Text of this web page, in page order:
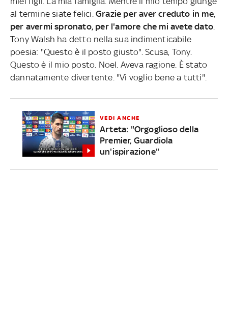
al termine siate felici. Grazie per aver creduto in me,
per avermi spronato, per l'amore che mi avete dato
Tony Walsh ha detto nella sua indimenticabile
poesia: "Questo è il posto giusto". Scusa, Tony.
Questo è il mio posto. Noel. Aveva ragione. È stato
dannatamente divertente. "Vi voglio bene a tutti".
VEDI ANCHE
Arteta: "Orgoglioso della
Premier, Guardiola
un'ispirazione"